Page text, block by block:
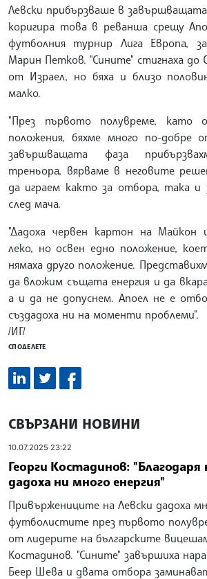
Левски прибързваше в
коригира това в реванша срещу
футболния турнир Лига Европа,
Марин Петков. "Сините" стигнаха до
от Израел, но бяха и близо
малко.
"През първото полувреме, като
положения, бяхме много по-добре
завършващата фаза
треньора, вярваме в неговите
да играем както за отбора, така и
след мача.
"Дадоха червен картон на Майкон
леко, но освен едно положение,
нямаха друго положение.
да вложим същата енергия и да
а и да не допуснем. Апоел не е
създадоха ни на моменти проблеми".
/ИГ/
СПОДЕЛЕТЕ
СВЪРЗАНИ НОВИНИ
10.07.2025 23:22
Георги Костадинов:
дадоха ни много енергия"
Привържениците на Левски дадоха
футболистите през първото
от лидерите на българските
Костадинов. "Сините" завършиха
Беер Шева и двата отбора